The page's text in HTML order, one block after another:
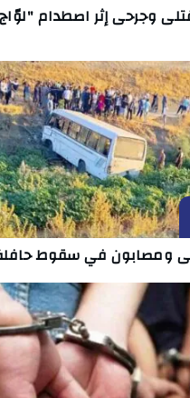
وجرحى إثر اصطدام
ومصابون في سقوط